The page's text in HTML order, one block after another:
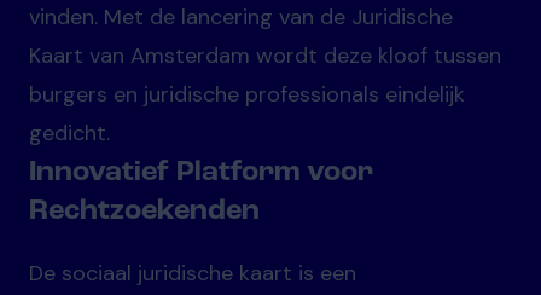
vinden. Met de lancering van de Juridische
Kaart van Amsterdam wordt deze kloof tussen
burgers en juridische professionals eindelijk
gedicht.
Innovatief Platform voor
Rechtzoekenden
De sociaal juridische kaart is een